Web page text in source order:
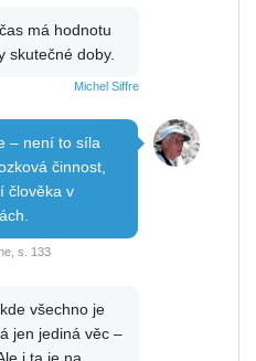
má hodnotu
skutečné doby.
Michel Siffre
– není to síla
činnost,
člověka v
s. 133
všechno je
jen jediná věc –